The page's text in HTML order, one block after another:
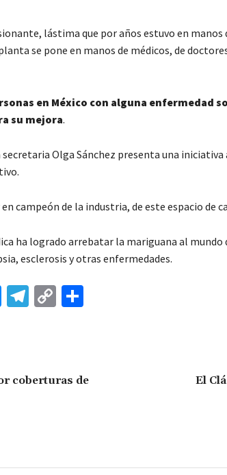
lástima que por años estuvo en
se pone en manos de médicos, de
en México con alguna enfermedad
su mejora.
Olga Sánchez presenta una
campeón de la industria, de este espacio de
ha logrado arrebatar la mariguana al
esclerosis y otras enfermedades.
M
ge
Te
m
C
Li ar
coberturas de
El